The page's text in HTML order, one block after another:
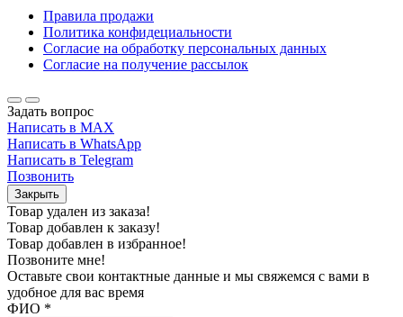
Правила продажи
Политика конфидециальности
Согласие на обработку персональных данных
Согласие на получение рассылок
Задать вопрос
Написать в MAX
Написать в WhatsApp
Написать в Telegram
Позвонить
Закрыть
Товар удален из заказа!
Товар добавлен к заказу!
Товар добавлен в избранное!
Позвоните мне!
Оставьте свои контактные данные и мы свяжемся с вами в
удобное для вас время
ФИО *